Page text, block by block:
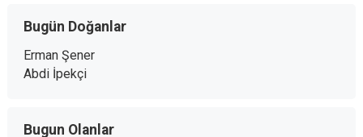
Bugün Doğanlar
Erman Şener
Abdi İpekçi
Bugun Olanlar